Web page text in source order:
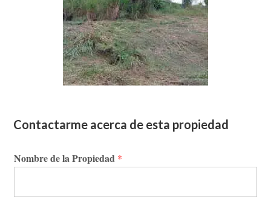
Contactarme acerca de esta propiedad
Nombre de la Propiedad *